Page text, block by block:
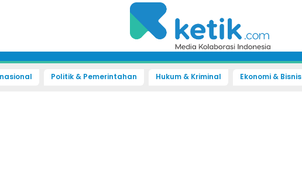
Politik & Pemerintahan Hukum & Kriminal Ekonomi & Bisnis